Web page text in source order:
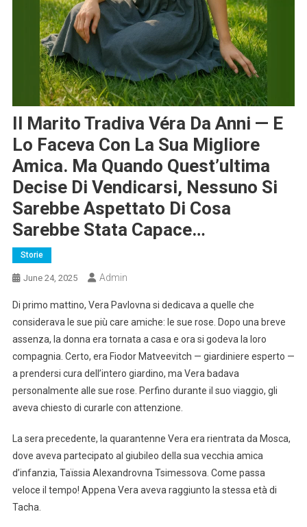
Il Marito Tradiva Véra Da Anni — E
Lo Faceva Con La Sua Migliore
Amica. Ma Quando Quest’ultima
Decise Di Vendicarsi, Nessuno Si
Sarebbe Aspettato Di Cosa
Sarebbe Stata Capace…
Storie
June 24, 2025 Admin
Di primo mattino, Vera Pavlovna si dedicava a quelle che
considerava le sue più care amiche: le sue rose. Dopo una breve
assenza, la donna era tornata a casa e ora si godeva la loro
compagnia. Certo, era Fiodor Matveevitch — giardiniere esperto —
a prendersi cura dell’intero giardino, ma Vera badava
personalmente alle sue rose. Perfino durante il suo viaggio, gli
aveva chiesto di curarle con attenzione.
La sera precedente, la quarantenne Vera era rientrata da Mosca,
dove aveva partecipato al giubileo della sua vecchia amica
d’infanzia, Taïssia Alexandrovna Tsimessova. Come passa
veloce il tempo! Appena Vera aveva raggiunto la stessa età di
Tacha.